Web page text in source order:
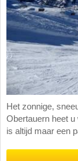
Het zonnige,
Obertauern heet
is altijd maar een